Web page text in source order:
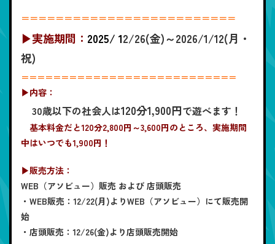
＝＝＝＝＝＝＝＝＝＝＝＝＝＝＝＝＝＝＝＝＝＝＝＝＝
▶実施期間： 2025/ 12/26(金)～2026/1/12(月・
祝)
＝＝＝＝＝＝＝＝＝＝＝＝＝＝＝＝＝＝＝＝＝＝＝＝＝＝＝
▶内容：
30歳以下の社会人は120分1,900円で遊べます！​
基本料金だと120分2,800円～3,600円のところ、実施期間
中はいつでも1,900円！
▶販売方法：
WEB（アソビュー）販売 および 店頭販売
・WEB販売：12/22(月)よりWEB（アソビュー）にて販売開
始
・店頭販売：12/26(金)より店頭販売開始